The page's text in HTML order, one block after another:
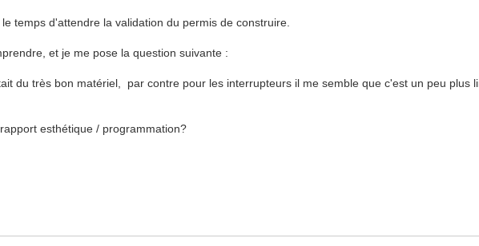
temps d'attendre la validation du permis de construire.
et je me pose la question suivante :
du très bon matériel, par contre pour les interrupteurs il me semble que c'est un peu plus
esthétique / programmation?